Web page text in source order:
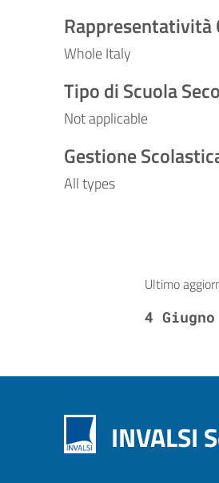
Rappresentatività
Whole Italy
Tipo di Scuola
Not applicable
Gestione
All types
Ultimo
4
INVALSI